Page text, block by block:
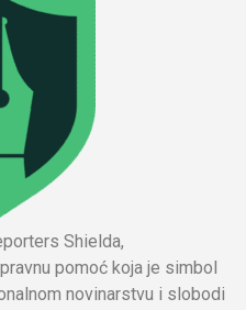
Shielda,
pomoć koja je simbol
novinarstvu i slobodi